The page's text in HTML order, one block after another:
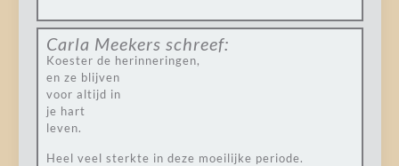
Carla Meekers schreef:
Koester de herinneringen,
en ze blijven
voor altijd in
je hart
leven.
Heel veel sterkte in deze moeilijke periode.